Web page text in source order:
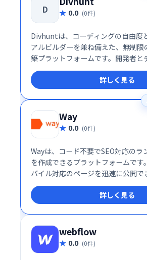
D 0.0 (0件)
Divhuntは、コーディングの自由度
アルビルダーを兼ね備えた、無制
築プラットフォームです。開発者と
に対応し、コード不要のドラッグ
カスタムコードの統合を柔軟に組み
きます。SEO最適化、CMS、REST
ローカライゼーション、カスタムフ
包括的な機能を備えており、個人ユ
ープライズまで対応可能な多機能な
提供します。
詳しく見る
Way
0.0 (0件)
Wayは、コード不要でSEO対応のラ
を作成できるプラットフォームです
バイル対応のページを迅速に公開で
詳しく見る
webflow
0.0 (0件)